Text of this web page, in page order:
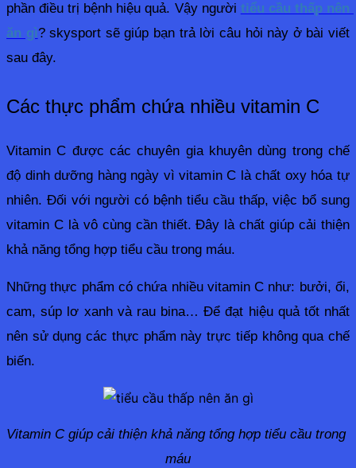
phần điều trị bệnh hiệu quả. Vậy người tiểu cầu thấp nên
ăn gì? skysport sẽ giúp bạn trả lời câu hỏi này ở bài viết
sau đây.
Các thực phẩm chứa nhiều vitamin C
Vitamin C được các chuyên gia khuyên dùng trong chế
độ dinh dưỡng hàng ngày vì vitamin C là chất oxy hóa tự
nhiên. Đối với người có bệnh tiểu cầu thấp, việc bổ sung
vitamin C là vô cùng cần thiết. Đây là chất giúp cải thiện
khả năng tổng hợp tiểu cầu trong máu.
Những thực phẩm có chứa nhiều vitamin C như: bưởi, ổi,
cam, súp lơ xanh và rau bina… Để đạt hiệu quả tốt nhất
nên sử dụng các thực phẩm này trực tiếp không qua chế
biến.
Vitamin C giúp cải thiện khả năng tổng hợp tiểu cầu trong
máu